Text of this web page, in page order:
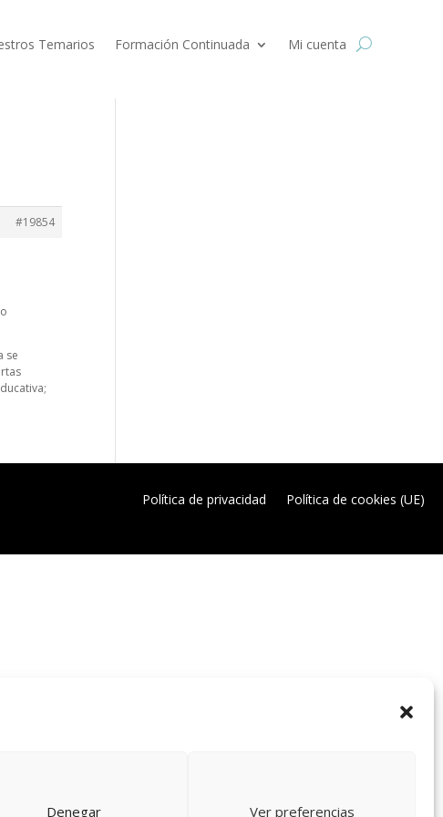
Denegar Ver preferencias
Temarios Formación Continuada Mi cuenta
#19854
se
Política de privacidad Política de cookies (UE)